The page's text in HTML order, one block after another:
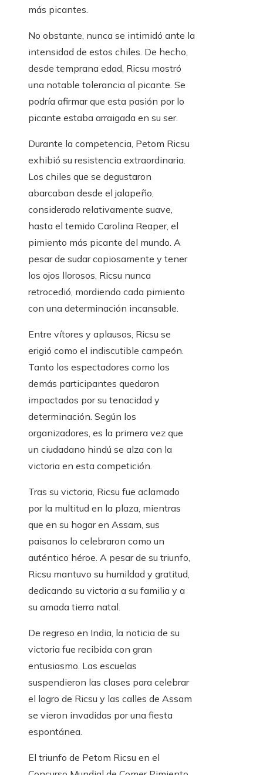
más picantes.
No obstante, nunca se intimidó ante la
intensidad de estos chiles. De hecho,
desde temprana edad, Ricsu mostró
una notable tolerancia al picante. Se
podría afirmar que esta pasión por lo
picante estaba arraigada en su ser.
Durante la competencia, Petom Ricsu
exhibió su resistencia extraordinaria.
Los chiles que se degustaron
abarcaban desde el jalapeño,
considerado relativamente suave,
hasta el temido Carolina Reaper, el
pimiento más picante del mundo. A
pesar de sudar copiosamente y tener
los ojos llorosos, Ricsu nunca
retrocedió, mordiendo cada pimiento
con una determinación incansable.
Entre vítores y aplausos, Ricsu se
erigió como el indiscutible campeón.
Tanto los espectadores como los
demás participantes quedaron
impactados por su tenacidad y
determinación. Según los
organizadores, es la primera vez que
un ciudadano hindú se alza con la
victoria en esta competición.
Tras su victoria, Ricsu fue aclamado
por la multitud en la plaza, mientras
que en su hogar en Assam, sus
paisanos lo celebraron como un
auténtico héroe. A pesar de su triunfo,
Ricsu mantuvo su humildad y gratitud,
dedicando su victoria a su familia y a
su amada tierra natal.
De regreso en India, la noticia de su
victoria fue recibida con gran
entusiasmo. Las escuelas
suspendieron las clases para celebrar
el logro de Ricsu y las calles de Assam
se vieron invadidas por una fiesta
espontánea.
El triunfo de Petom Ricsu en el